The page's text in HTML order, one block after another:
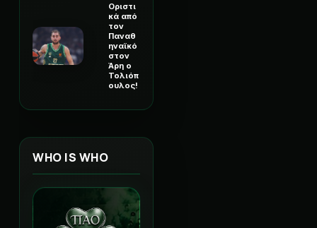
Οριστι
κά από
τον
Παναθ
ηναϊκό
στον
Άρη ο
Τολιόπ
ουλος!
WHO IS WHO